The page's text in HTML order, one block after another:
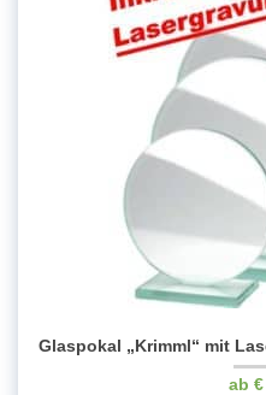
Glaspokal „Krimml“ mit
€